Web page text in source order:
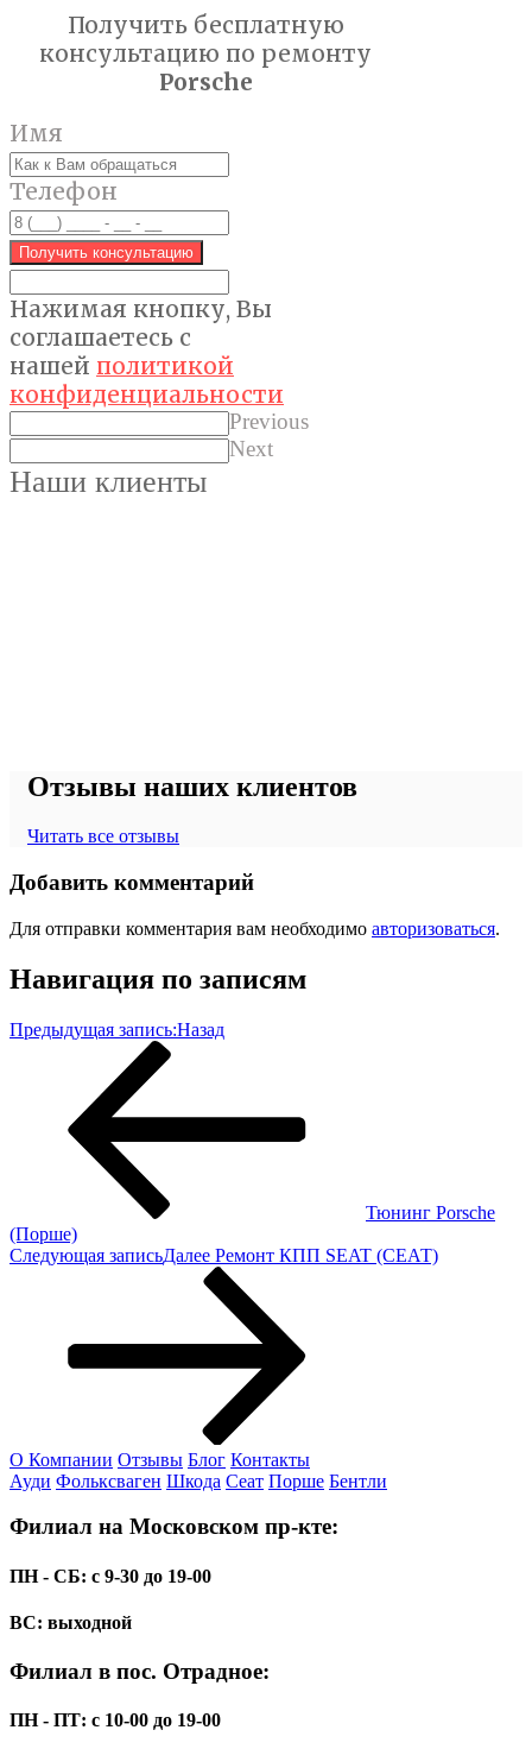
Получить бесплатную
консультацию по ремонту
Porsche
Имя
Телефон
Получить консультацию
Нажимая кнопку, Вы
соглашаетесь с
нашей политикой
конфиденциальности
Previous
Next
Наши клиенты
Отзывы наших клиентов
Читать все отзывы
Добавить комментарий
Для отправки комментария вам необходимо авторизоваться.
Навигация по записям
Предыдущая запись:Назад
Тюнинг Porsche
(Порше)
Следующая записьДалее Ремонт КПП SEAT (СЕАТ)
О Компании Отзывы Блог Контакты
Ауди Фольксваген Шкода Сеат Порше Бентли
Филиал на Московском пр-кте:
ПН - СБ: с 9-30 до 19-00
ВС: выходной
Филиал в пос. Отрадное:
ПН - ПТ: с 10-00 до 19-00